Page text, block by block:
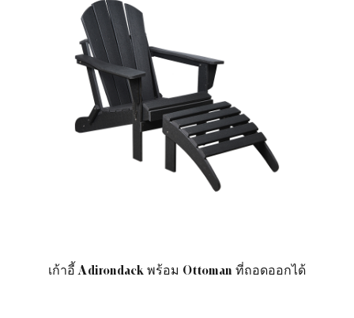
าอี้ Adirondack พร้อม Ottoman ที่ถอดออกได้